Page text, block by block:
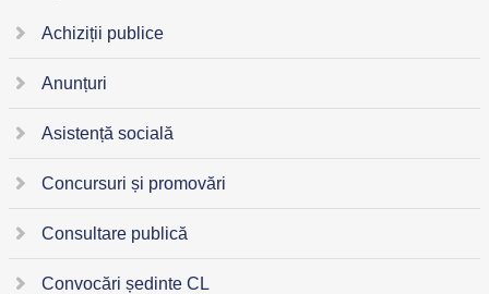
Achiziții publice
Anunțuri
Asistență socială
Concursuri și promovări
Consultare publică
Convocări ședinte CL